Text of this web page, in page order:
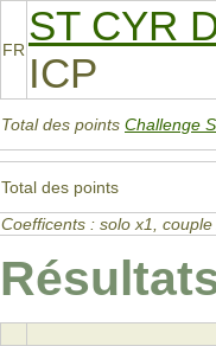
FR
ST CYR
ICP
Total des points Challenge
Total des points
Coefficents : solo x1,